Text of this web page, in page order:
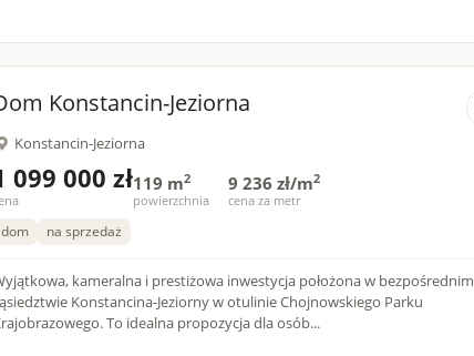
Konstancin-Jeziorna
Konstancin-Jeziorna
099 000 zł119 m2
powierzchnia
9 236 zł/m2
cena za metr
dom na sprzedaż
kameralna i prestiżowa inwestycja położona w bezpośrednim
Konstancina-Jeziorny w otulinie Chojnowskiego Parku
To idealna propozycja dla osób...